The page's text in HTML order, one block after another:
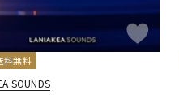
料無料
SOUNDS